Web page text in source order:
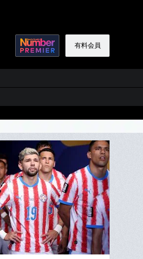
有料会員